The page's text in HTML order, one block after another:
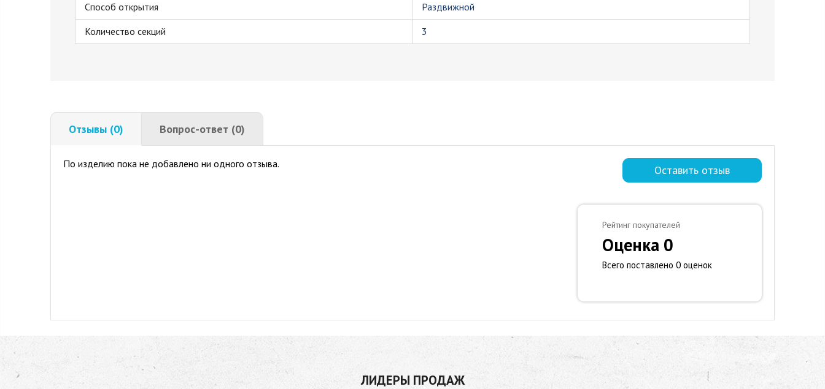
Способ открытия
Раздвижной
Количество секций
3
Отзывы (0) Вопрос-ответ (0)
По изделию пока не добавлено ни одного отзыва. Оставить отзыв
Рейтинг покупателей
Оценка 0
Всего поставлено 0 оценок
ЛИДЕРЫ ПРОДАЖ